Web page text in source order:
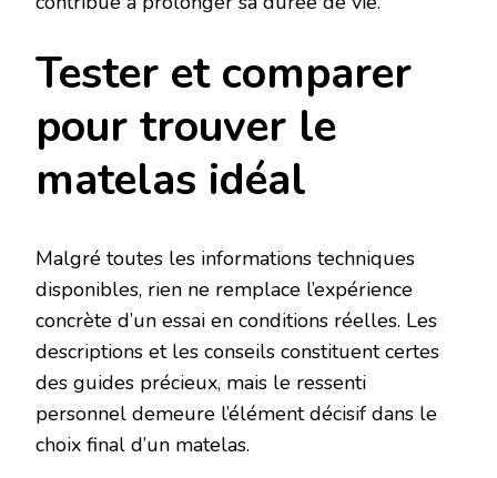
Tester et comparer
pour trouver le
matelas idéal
Malgré toutes les informations techniques
disponibles, rien ne remplace l’expérience
concrète d’un essai en conditions réelles. Les
descriptions et les conseils constituent certes
des guides précieux, mais le ressenti
personnel demeure l’élément décisif dans le
choix final d’un matelas.